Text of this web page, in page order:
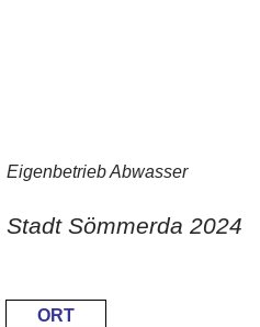
Eigenbetrieb Abwasser
Stadt Sömmerda 2024
ORT